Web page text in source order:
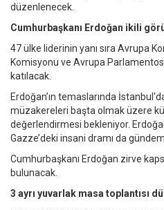
düzenlenecek.
Cumhurbaşkanı Erdoğan ikili
47 ülke liderinin yanı sıra Avrupa
Komisyonu ve Avrupa
katılacak.
Erdoğan’ın temaslarında
müzakereleri başta olmak üzere
değerlendirmesi bekleniyor.
Gazze’deki insani dramı da
Cumhurbaşkanı Erdoğan zirve
bulunacak.
3 ayrı yuvarlak masa toplantısı